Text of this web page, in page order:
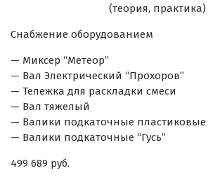
(теория, практика)
Снабжение оборудованием
— Миксер “Метеор”
— Вал Электрический “Прохоров”
— Тележка для раскладки смеси
— Вал тяжелый
— Валики подкаточные пластиковые
— Валики подкаточные “Гусь”
499 689 руб.